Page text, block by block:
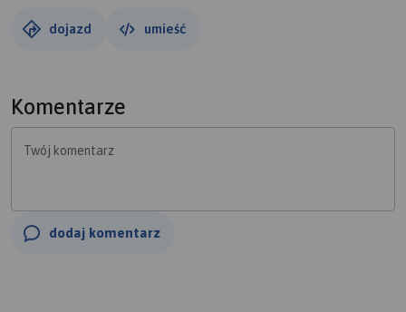
dojazd umieść
Komentarze
Twój komentarz
dodaj komentarz